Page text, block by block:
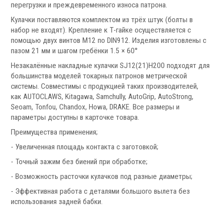
Запчасти для револьверных головок
Приводные блоки
Статические блоки
Переходные втулки
Системы УЦИ
перегрузки и преждевременного износа патрона.
Кулачки поставляются комплектом из трёх штук (болты в
набор не входят). Крепление к Т-гайке осуществляется с
помощью двух винтов М12 по DIN912. Изделия изготовлены с
пазом 21 мм и шагом гребёнки 1.5 × 60°
Незакалённые накладные кулачки SJ12(21)H200 подходят для
большинства моделей токарных патронов метрической
системы. Совместимы с продукцией таких производителей,
как AUTOCLAWS, Kitagawa, Samchully, AutoGrip, AutoStrong,
Seoam, Tonfou, Chandox, Howa, DRAKE. Все размеры и
параметры доступны в карточке товара.
Преимущества применения;
- Увеличенная площадь контакта с заготовкой;
- Точный зажим без биений при обработке;
- Возможность расточки кулачков под разные диаметры;
- Эффективная работа с деталями большого вылета без
использования задней бабки.